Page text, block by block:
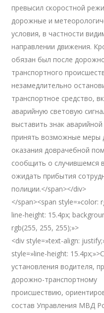
превысил скоростной
дорожные и
условия, в частности
направлении движения.
обязан был после
транспортного
незамедлительно
транспортное средство,
аварийную световую
выставить знак
принять возможные меры
оказания доврачебной
сообщить о случившемся
ожидать прибытия
полиции.</span></div>
</span><span style=»color:
line-height: 15.4px;
rgb(255, 255, 255);»>
<div style=»text-align:
style=»line-height:
установления водителя,
дорожно-транспортному
происшествию,
состав Управления МВД